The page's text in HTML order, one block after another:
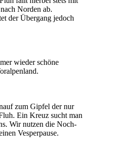
Norden ab.
der Übergang jedoch
wieder schöne
zum Gipfel der nur
Ein Kreuz sucht man
Wir nutzen die Noch-
Vesperpause.